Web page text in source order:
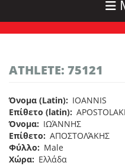
ATHLETE: 75121
Όνομα (Latin)
IOANNIS
Επίθετο (latin)
Όνομα
ΙΩΆΝΝΗΣ
Επίθετο
ΑΠΟΣΤΟΛΆΚΗΣ
Φύλλο
Male
Χώρα
Ελλάδα